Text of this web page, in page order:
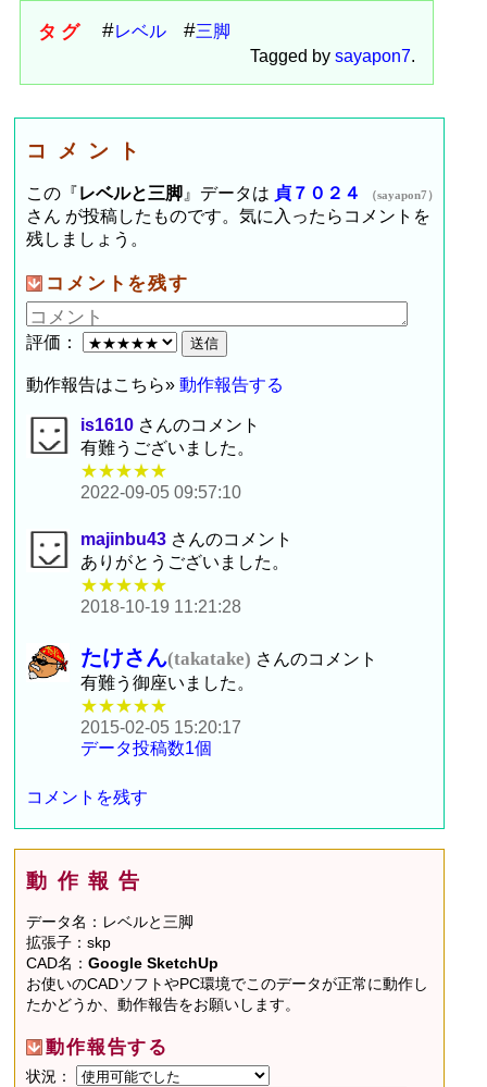
タグ レベル
三脚
Tagged by sayapon7.
コメント
この『レベルと三脚 』データは 貞７０２４ （sayapon7）
さん が投稿したものです。気に入ったらコメントを
残しましょう。
コメントを残す
評価：
動作報告はこちら»動作報告する
is1610 さんのコメント
有難うございました。
★★★★★
2022-09-05 09:57:10
majinbu43 さんのコメント
ありがとうございました。
★★★★★
2018-10-19 11:21:28
たけさん(takatake) さんのコメント
有難う御座いました。
★★★★★
2015-02-05 15:20:17
データ投稿数1個
コメントを残す
動作報告
データ名：レベルと三脚
拡張子：skp
CAD名：Google SketchUp
お使いのCADソフトやPC環境でこのデータが正常に動作し
たかどうか、動作報告をお願いします。
動作報告する
状況：